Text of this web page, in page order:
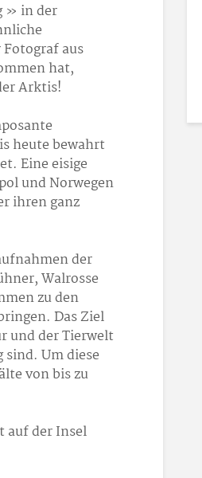
» in der
aus
hat,
Arktis!
heute bewahrt
Eine eisige
und Norwegen
ihren ganz
der
Walrosse
zu den
Das Ziel
und der Tierwelt
Um diese
von bis zu
auf der Insel